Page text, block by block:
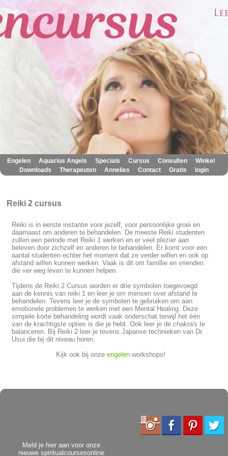
Engelen Aquarius Angels Specials Cursus Consulten Winkel
Downloads Therapeuten Annelies Contact Gratis login
Reiki 2 cursus
Reiki is in eerste instantie voor jezelf, voor persoonlijke groei en
daarnaast om anderen te behandelen. De meeste Reiki studenten
zullen een periode met Reiki 1 werken en er veel plezier aan
beleven door zichzelf en anderen te behandelen. Er komt voor een
aantal studenten echter het moment dat ze verder willen en ook op
afstand willen kunnen werken. Vaak is dit om famillie en vrienden
die ver weg leven te kunnen helpen.
Tijdens de Reiki 2 Cursus worden er drie symbolen toegevoegd
aan de kennis van reiki 1 en leer je om mensen over afstand te
behandelen. Tevens leer je de symbolen te gebruiken om aan
emotionele problemen te werken met een Mental Healing. Deze
simpele korte behandeling wordt vaak onderschat terwijl het één
van de krachtigste opties is die je hebt. Ook leer je de chakra's te
balanceren. Bij Reiki 2 leer je tevens Japanse technieken van Dr.
Usui die bij dit niveau horen.
Kijk ook bij onze engelen workshops!
Meld je hier aan voor onze
nieuwe spiritualcoursesonline